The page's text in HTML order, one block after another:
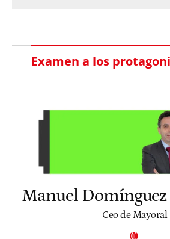
Examen a los
Manuel Domínguez
Ceo de Mayoral